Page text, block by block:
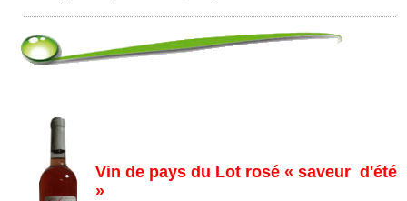
Vin de pays du Lot rosé « saveur d'été
»